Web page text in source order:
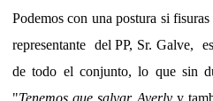
Podemos con una postura si
representante del PP, Sr. Galve,
de todo el conjunto, lo que sin
"Tenemos que salvar Averly y